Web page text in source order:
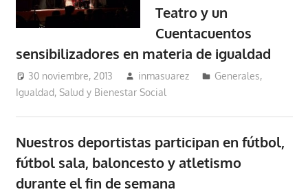
Teatro y un
Cuentacuentos
sensibilizadores en materia de igualdad
30 noviembre, 2013 inmasuarez Generales,
Igualdad, Salud y Bienestar Social
Nuestros deportistas participan en fútbol,
fútbol sala, baloncesto y atletismo
durante el fin de semana